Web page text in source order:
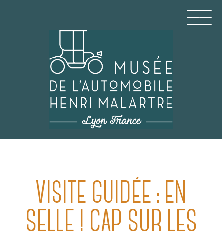
MUSÉE DE
VISITE GUIDÉE : EN
SELLE ! CAP SUR LES